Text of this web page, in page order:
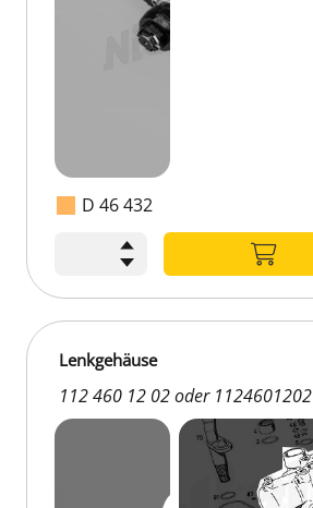
D 46 432
Lenkgehäuse
112 460 12 02 oder 1124601202